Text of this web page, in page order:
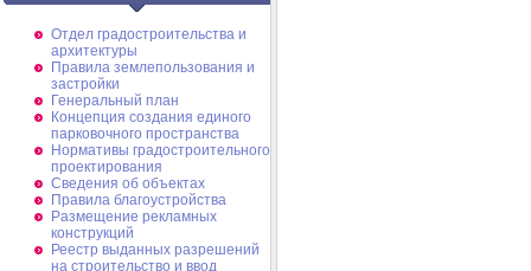
Отдел градостроительства и
архитектуры
Правила землепользования и
застройки
Генеральный план
Концепция создания единого
парковочного пространства
Нормативы градостроительного
проектирования
Сведения об объектах
Правила благоустройства
Размещение рекламных
конструкций
Реестр выданных разрешений
на строительство и ввод